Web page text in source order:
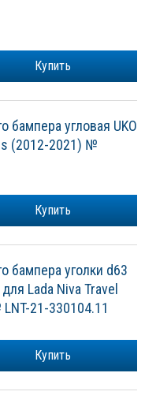
Купить
бампера угловая UKO
(2012-2021) №
Купить
бампера уголки d63
Lada Niva Travel
21-330104.11
Купить